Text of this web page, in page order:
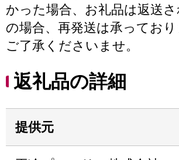
かった場合、お礼品は返送
の場合、再発送は承ってお
ご了承くださいませ。
返礼品の詳細
提供元